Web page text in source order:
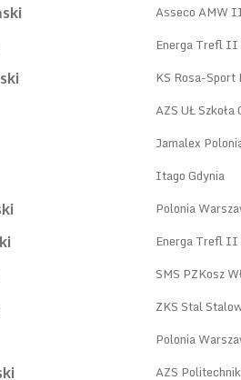
Asseco AMW
Energa Trefl II
KS Rosa-Sport
AZS UŁ
Jamalex
Itago Gdynia
Polonia
Energa Trefl II
SMS PZKosz
ZKS Stal
Polonia
AZS